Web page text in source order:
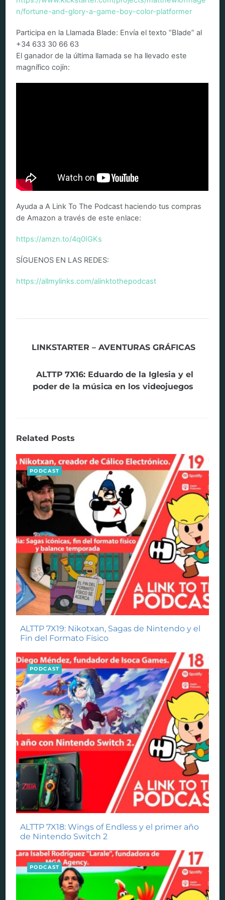
n/fortune-and-glory-a-game-boy-color-platformer
Participa en la Llamada Blade: Envía el texto “Blade” al
+34 633 30 66 63
El ganador de la última llamada se ha llevado este
magnífico cojín:
Ayuda a A Link To The Podcast haciendo tus compras
de Amazon a través de este enlace:
https://amzn.to/4q0IGKs
SÍGUENOS EN LAS REDES:
https://allmylinks.com/alinktothepodcast
LINKSTARTER – AVENTURAS GRÁFICAS
ALTTP 7X16: Eduardo de la Iglesia y el
poder de la música en los videojuegos
Related Posts
PODCAST
ALTTP 7X19: Nikotxan, Sagas de Nintendo y el
Fin del Formato Físico
PODCAST
ALTTP 7X18: Wings of Endless y el primer año
de Nintendo Switch 2
PODCAST